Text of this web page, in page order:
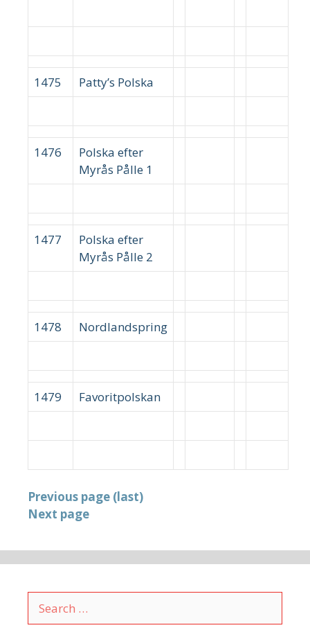
1475 Patty’s Polska
1476
Polska efter
Myrås Pålle 1
1477
Polska efter
Myrås Pålle 2
1478 Nordlandspring
1479 Favoritpolskan
Previous page (last)
Next page
for: